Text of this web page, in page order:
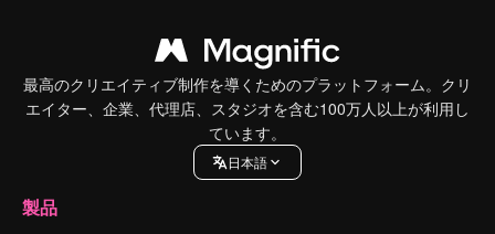
最高のクリエイティブ制作を導くためのプラットフォーム。クリ
エイター、企業、代理店、スタジオを含む100万人以上が利用し
ています。
日本語
製品